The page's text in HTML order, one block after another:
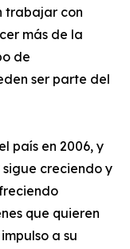
trabajar con
más de la
de
ser parte del
país en 2006, y
creciendo y
que quieren
a su